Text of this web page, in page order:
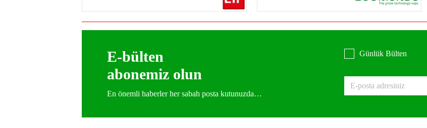
E-bülten
abonemiz olun
En önemli haberler her sabah posta kutunuzda…
Günlük Bülten